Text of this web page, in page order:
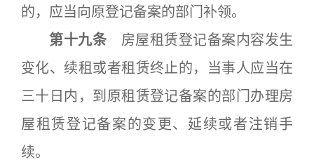
的，应当向原登记备案的部门补领。
第十九条 房屋租赁登记备案内容发生
变化、续租或者租赁终止的，当事人应当在
三十日内，到原租赁登记备案的部门办理房
屋租赁登记备案的变更、延续或者注销手
续。